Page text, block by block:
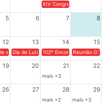
XIV Congresso Brasileiro
5 6 7 8
12 13 14 15
a Cuba no Rio Grande do Sul - 100
solidariedade a Cuba no Rio Grande do
Dia de Luta em Defesa de Cuba e da
102º Encontro da
Reunião
19 20 21 22
mais +3
26 27 28 29
mais +2 mais +3